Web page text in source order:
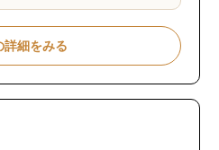
詳細をみる